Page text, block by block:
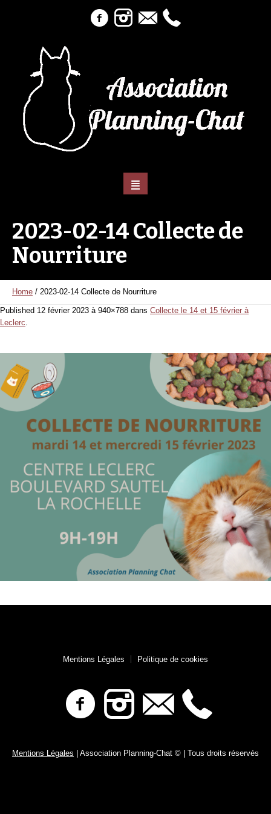
2023-02-14 Collecte de
Nourriture
Home / 2023-02-14 Collecte de Nourriture
Published 12 février 2023 à 940×788 dans Collecte le 14 et 15 février à
Leclerc.
Mentions Légales Politique de cookies
Mentions Légales | Association Planning-Chat © | Tous droits réservés